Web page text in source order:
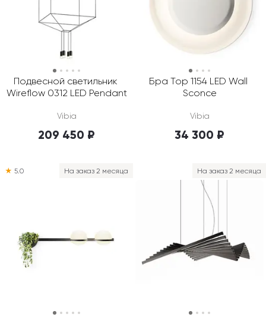
Подвесной светильник
Wireflow 0312 LED Pendant
Vibia
209 450 ₽
Бра Top 1154 LED Wall
Sconce
Vibia
34 300 ₽
На заказ 2 месяца
★ 5.0 На заказ 2 месяца